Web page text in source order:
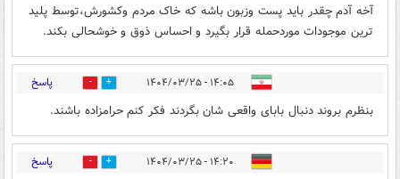
آخه آدم چقدر باید پست وزبون باشه که خاک مردم وکشورش،توسط پلید
ترین موجودات موردحمله قرار بگیرد و احساس ذوق و خوشحالی بکند.
۱۴:۰۵ - ۱۴۰۴/۰۳/۲۵ 0 پاسخ
بنظرم بروند دنبال بابای واقعی شان بگردند فکر کنم حرامزاده باشند.
۱۴:۲۰ - ۱۴۰۴/۰۳/۲۵ 0 پاسخ